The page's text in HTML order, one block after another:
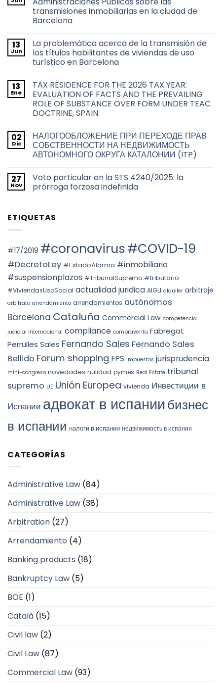
transmisiones inmobiliarias en la ciudad de
Barcelona
comentarios
en
Derecho
de
de
las
Administraciones
Públicas
sobre
las
en
la
ciudad
de
Barcelona
13
Jun
La problemática acerca de la transmisión de
los títulos habilitantes de viviendas de uso
turístico en Barcelona
comentarios
en
La
problemática
acerca
de
de
los
títulos
habilitantes
de
uso
turístico
en
13
Ene
TAX RESIDENCE FOR THE 2026 TAX YEAR:
EVALUATION OF FACTS AND THE PREVAILING
ROLE OF SUBSTANCE OVER FORM UNDER TEAC
DOCTRINE, SPAIN.
comentarios
en
TAX
RESIDENCE
2026
TAX
YEAR:
EVALUATION
THE
SUBSTANCE
OVER
UNDER
DOCTRINE,
02
Dic
НАЛОГООБЛОЖЕНИЕ ПРИ ПЕРЕХОДЕ ПРАВ
СОБСТВЕННОСТИ НА НЕДВИЖИМОСТЬ
АВТОНОМНОГО ОКРУГА КАТАЛОНИИ (ITP)
comentarios
en
НАЛОГООБЛОЖЕНИЕ
СОБСТВЕННОСТИ
НА
КАТАЛОНИИ
(ITP)
27
Nov
Voto particular en la STS 4240/2025: la
prórroga forzosa indefinida
en
Voto
STS
4240/2025:
prórroga
forzosa
indefinida
ETIQUETAS
#17/2019 #coronavirus#COVID-19
#DecretoLey #EstadoAlarma #inmobiliario
#suspensionplazos #TribunalSupremo #tributario
#ViviendasUsoSocial actualidad juridica AIGLI alquiler arbitraje
arbitrato arrendamiento arrendamientos autónomos
Barcelona Cataluña Commercial Law competencia
judicial internacional compliance compraventa Fabregat
Perrulles Sales Fernando Sales Fernando Sales
Bellido Forum shopping FPS impuestos jurisprudencia
mini-congreso novedades nulidad pymes Real Estate tribunal
supremo UE Unión Europea vivienda Инвестиции в
Испании адвокат в испаниибизнес
в испании налоги в испании недвижимость в испании
CATEGORÍAS
Administrative Law (84)
Administrative Law (38)
Arbitration (27)
Arrendamiento (4)
Banking products (18)
Bankruptcy Law (5)
BOE (1)
Català (15)
Civil law (2)
Civil Law (87)
Commercial Law (93)